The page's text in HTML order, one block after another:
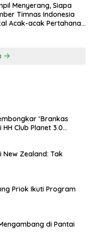
Menyerang, Siapa
Timnas Indonesia
Acak-acak Pertahanan
‘Brankas
Club Planet 3.0
New Zealand: Tak
Priok Ikuti Program
di Pantai